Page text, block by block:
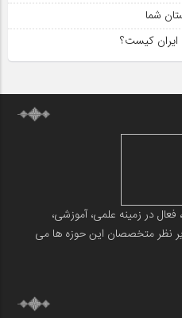
شما
ایران کیست؟
فعال در زمینه علمی، آموزشی،
نظر متخصصان این حوزه ها می